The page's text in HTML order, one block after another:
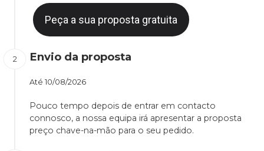
Peça a sua proposta gratuita
Envio da proposta
Até 10/08/2026
Pouco tempo depois de entrar em contacto
connosco, a nossa equipa irá apresentar a proposta
preço chave-na-mão para o seu pedido.